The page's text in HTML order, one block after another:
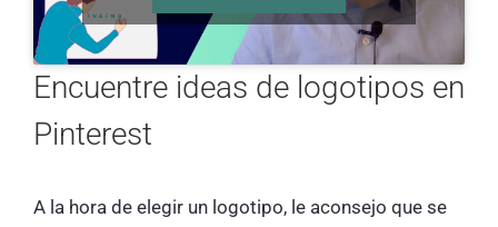
Encuentre ideas de logotipos en
Pinterest
A la hora de elegir un logotipo, le aconsejo que se